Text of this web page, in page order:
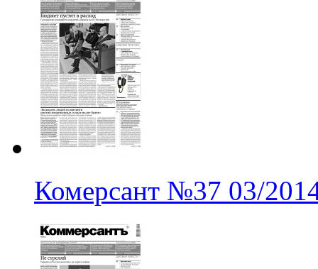
Комерсант №37 03/